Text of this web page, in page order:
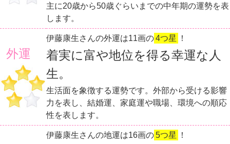
主に20歳から50歳ぐらいまでの中年期の運勢を表
します。
外運
伊藤康生さんの外運は11画の4つ星 ！
着実に富や地位を得る幸運な人
生。
生活面を象徴する運勢です。外部から受ける影響
力を表し、結婚運、家庭運や職場、環境への順応
性を表します。
伊藤康生さんの地運は16画の5つ星 ！